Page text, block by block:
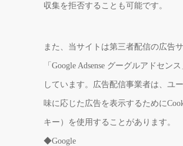
収集を拒否することも可能です。
また、当サイトは第三者配信の広告
「Google Adsense グーグルアドセン
しています。広告配信事業者は、ユ
味に応じた広告を表示するために
キー）を使用することがあります。
◆Google